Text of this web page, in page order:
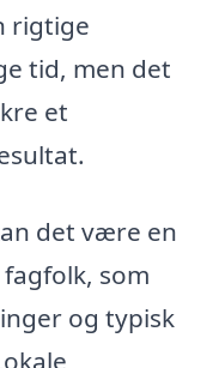
rigtige
tid, men det
et
det være en
som
og typisk